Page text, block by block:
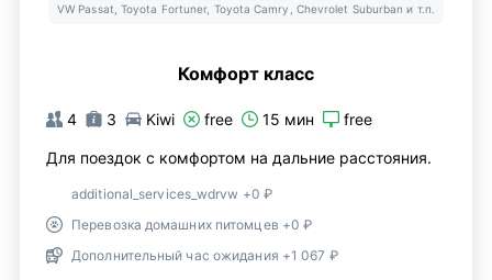
VW Passat, Toyota Fortuner, Toyota Camry, Chevrolet Suburban и т.п.
Комфорт класс
4 3 Kiwi free 15 мин free
Для поездок с комфортом на дальние расстояния.
additional_services_wdrvw +0 ₽
Перевозка домашних питомцев +0 ₽
Дополнительный час ожидания +1 067 ₽